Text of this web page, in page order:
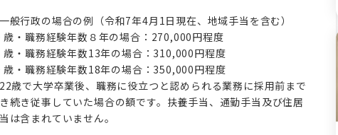
般行政の場合の例（令和7年4月1日現在、地域手当を含む）
歳・職務経験年数８年の場合：270,000円程度
歳・職務経験年数13年の場合：310,000円程度
歳・職務経験年数18年の場合：350,000円程度
歳で大学卒業後、職務に役立つと認められる業務に採用前まで
続き従事していた場合の額です。扶養手当、通勤手当及び住居
は含まれていません。